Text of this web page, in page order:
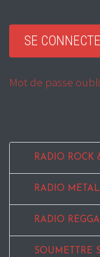
Mot de passe
RADIO ROCK
RADIO
RADIO
SOUMETTRE